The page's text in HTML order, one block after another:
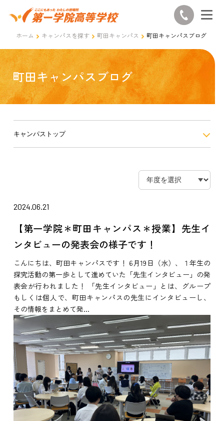
ホーム キャンパスを探す 町田キャンパス 町田キャンパスブログ
町田キャンパスブログ
キャンパストップ
2024.06.21
【第一学院＊町田キャンパス＊授業】先生イ
ンタビューの発表会の様子です！
こんにちは、町田キャンパスです！ 6月19日（水）、１年生の
探究活動の第一歩として進めていた「先生インタビュー」の発
表会が行われました！ 「先生インタビュー」とは、グループ
もしくは個人で、町田キャンパスの先生にインタビューし、
その情報をまとめて発...